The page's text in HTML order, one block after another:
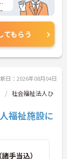
てもらう
日：2026年08月04日
社会福祉法人ひ
福祉施設に
手当込）